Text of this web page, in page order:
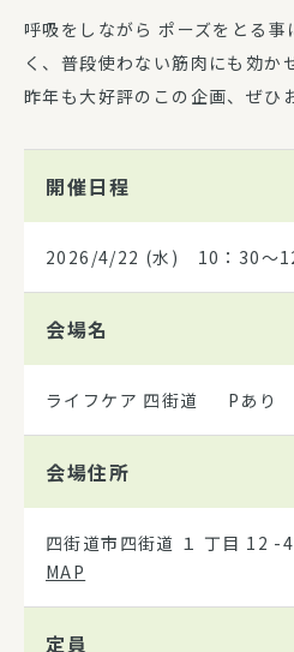
呼吸をしながら ポーズをとる
く、普段使わない筋肉にも効か
昨年も大好評のこの企画、ぜひ
開催日程
2026/4/22 (水) 10：30～
会場名
ライフケア 四街道 Pあり
会場住所
四街道市四街道 １ 丁目 12 -4
MAP
定員